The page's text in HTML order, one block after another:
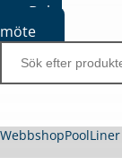
Boka
möte
WebbshopPool